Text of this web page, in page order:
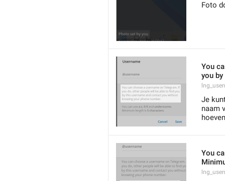
Foto
You
you
Je
naam
You